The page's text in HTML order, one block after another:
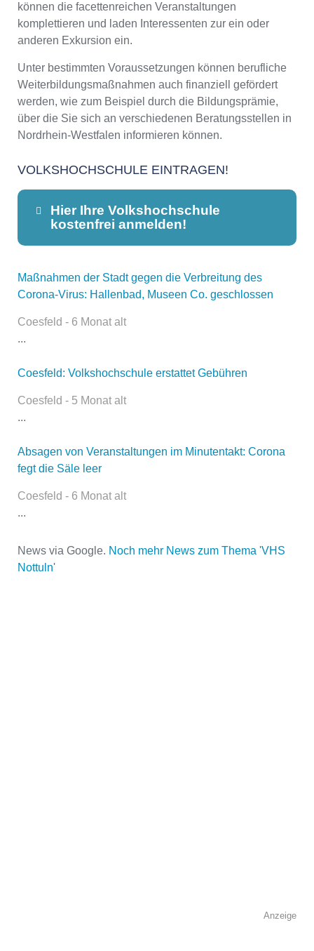
können die facettenreichen Veranstaltungen
komplettieren und laden Interessenten zur ein oder
anderen Exkursion ein.
Unter bestimmten Voraussetzungen können berufliche
Weiterbildungsmaßnahmen auch finanziell gefördert
werden, wie zum Beispiel durch die Bildungsprämie,
über die Sie sich an verschiedenen Beratungsstellen in
Nordrhein-Westfalen informieren können.
VOLKSHOCHSCHULE EINTRAGEN!
Hier Ihre Volkshochschule
kostenfrei anmelden!
Dieser Teil dient lediglich zur
Kontaktaufnahme und ist nicht
Name*
Maßnahmen der Stadt gegen die Verbreitung des
Corona-Virus: Hallenbad, Museen Co. geschlossen
Coesfeld - 6 Monat alt
...
Coesfeld: Volkshochschule erstattet Gebühren
Coesfeld - 5 Monat alt
...
Absagen von Veranstaltungen im Minutentakt: Corona
fegt die Säle leer
Coesfeld - 6 Monat alt
...
News via Google. Noch mehr News zum Thema 'VHS
Nottuln'
Anzeige